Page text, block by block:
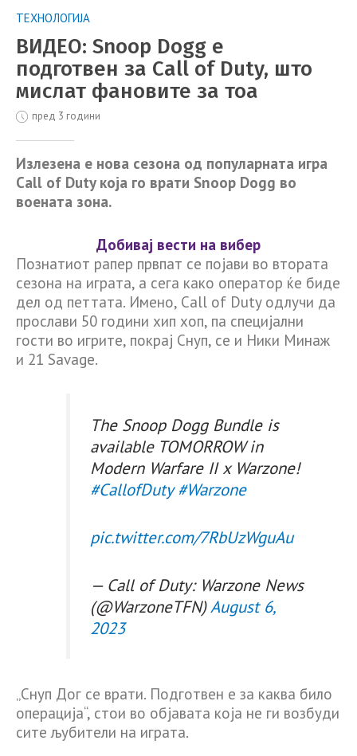
ТЕХНОЛОГИЈА
ВИДЕО: Snoop Dogg е
подготвен за Call of Duty, што
мислат фановите за тоа
пред 3 години
Излезена е нова сезона од популарната игра
Call of Duty која го врати Snoop Dogg во
воената зона.
Добивај вести на вибер
Познатиот рапер првпат се појави во втората
сезона на играта, а сега како оператор ќе биде
дел од петтата. Имено, Call of Duty одлучи да
прослави 50 години хип хоп, па специјални
гости во игрите, покрај Снуп, се и Ники Минаж
и 21 Savage.
The Snoop Dogg Bundle is
available TOMORROW in
Modern Warfare II x Warzone!
#CallofDuty #Warzone
pic.twitter.com/7RbUzWguAu
— Call of Duty: Warzone News
(@WarzoneTFN)August 6,
2023
„Снуп Дог се врати. Подготвен е за каква било
операција“, стои во објавата која не ги возбуди
сите љубители на играта.